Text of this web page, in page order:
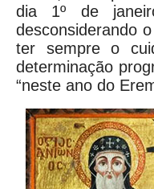
dia 1º de
desconsiderando
ter sempre o
determinação
“neste ano do